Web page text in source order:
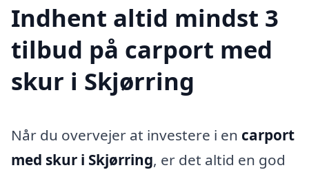
Indhent altid mindst 3
tilbud på carport med
skur i Skjørring
Når du overvejer at investere i en carport
med skur i Skjørring, er det altid en god